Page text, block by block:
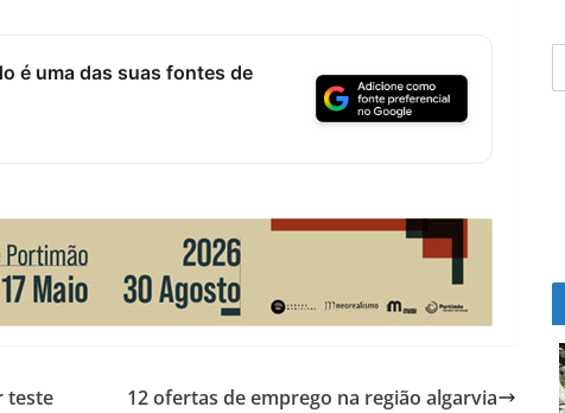
é uma das suas fontes de
teste
12 ofertas de emprego na região algarvia